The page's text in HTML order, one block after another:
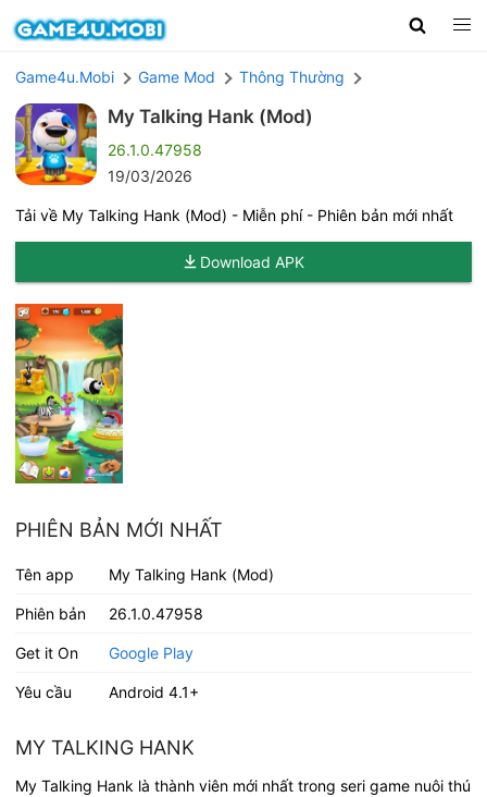
Game4u.Mobi Game Mod Thông Thường
My Talking Hank (Mod)
26.1.0.47958
19/03/2026
Tải về My Talking Hank (Mod) - Miễn phí - Phiên bản mới nhất
Download APK
PHIÊN BẢN MỚI NHẤT
Tên app My Talking Hank (Mod)
Phiên bản 26.1.0.47958
Get it On Google Play
Yêu cầu Android 4.1+
MY TALKING HANK
My Talking Hank là thành viên mới nhất trong seri game nuôi thú